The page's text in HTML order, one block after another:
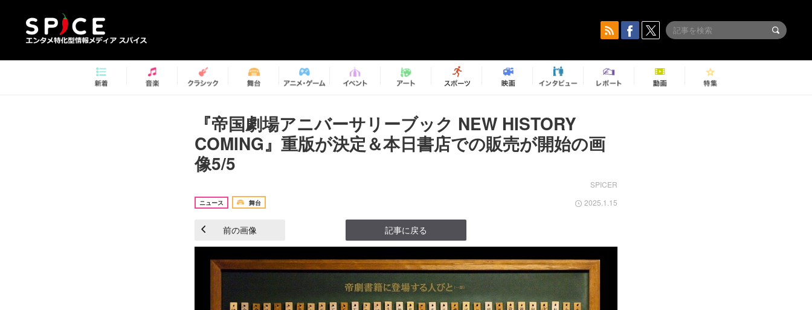
『帝国劇場アニバーサリーブック NEW HISTORY
COMING』重版が決定＆本日書店での販売が開始の画
像5/5
SPICER
ニュース 舞台 2025.1.15
前の画像 記事に戻る